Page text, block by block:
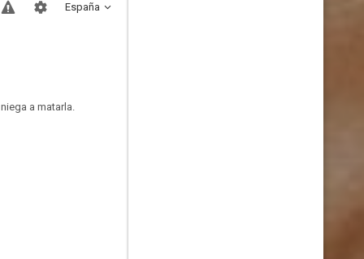
España
a matarla.